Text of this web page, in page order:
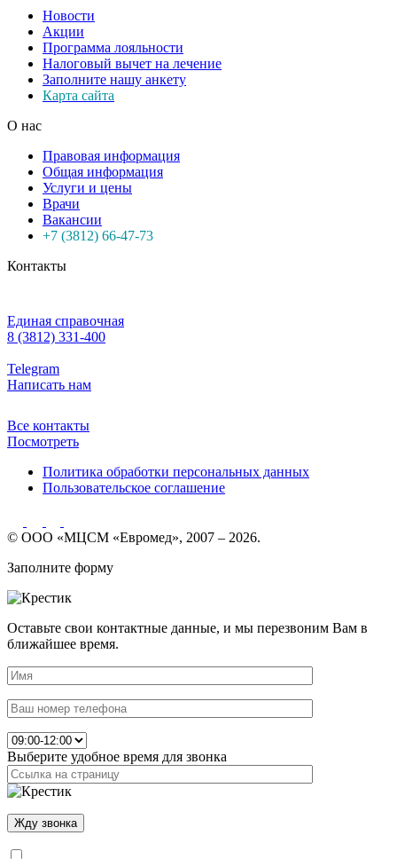
Новости
Акции
Программа лояльности
Налоговый вычет на лечение
Заполните нашу анкету
Карта сайта
О нас
Правовая информация
Общая информация
Услуги и цены
Врачи
Вакансии
+7 (3812) 66-47-73
Контакты
Единая справочная
8 (3812) 331-400
Telegram
Написать нам
Все контакты
Посмотреть
Политика обработки персональных данных
Пользовательское соглашение
© ООО «МЦСМ «Евромед», 2007 – 2026.
Заполните форму
Оставьте свои контактные данные, и мы перезвоним Вам в
ближайшее время.
Выберите удобное время для звонка